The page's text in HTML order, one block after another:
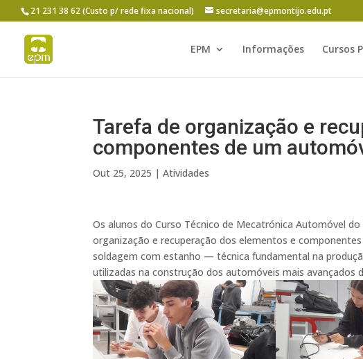
21 231 38 62 (Custo p/ rede fixa nacional) secretaria@epmontijo.edu.pt
EPM Informações Cursos
Tarefa de organização e
componentes de um
Out 25, 2025 |Atividades
Os alunos do Curso Técnico de Mecatrónica Automóvel
organização e recuperação dos elementos e
soldagem com estanho — técnica fundamental na
utilizadas na construção dos automóveis mais avançados